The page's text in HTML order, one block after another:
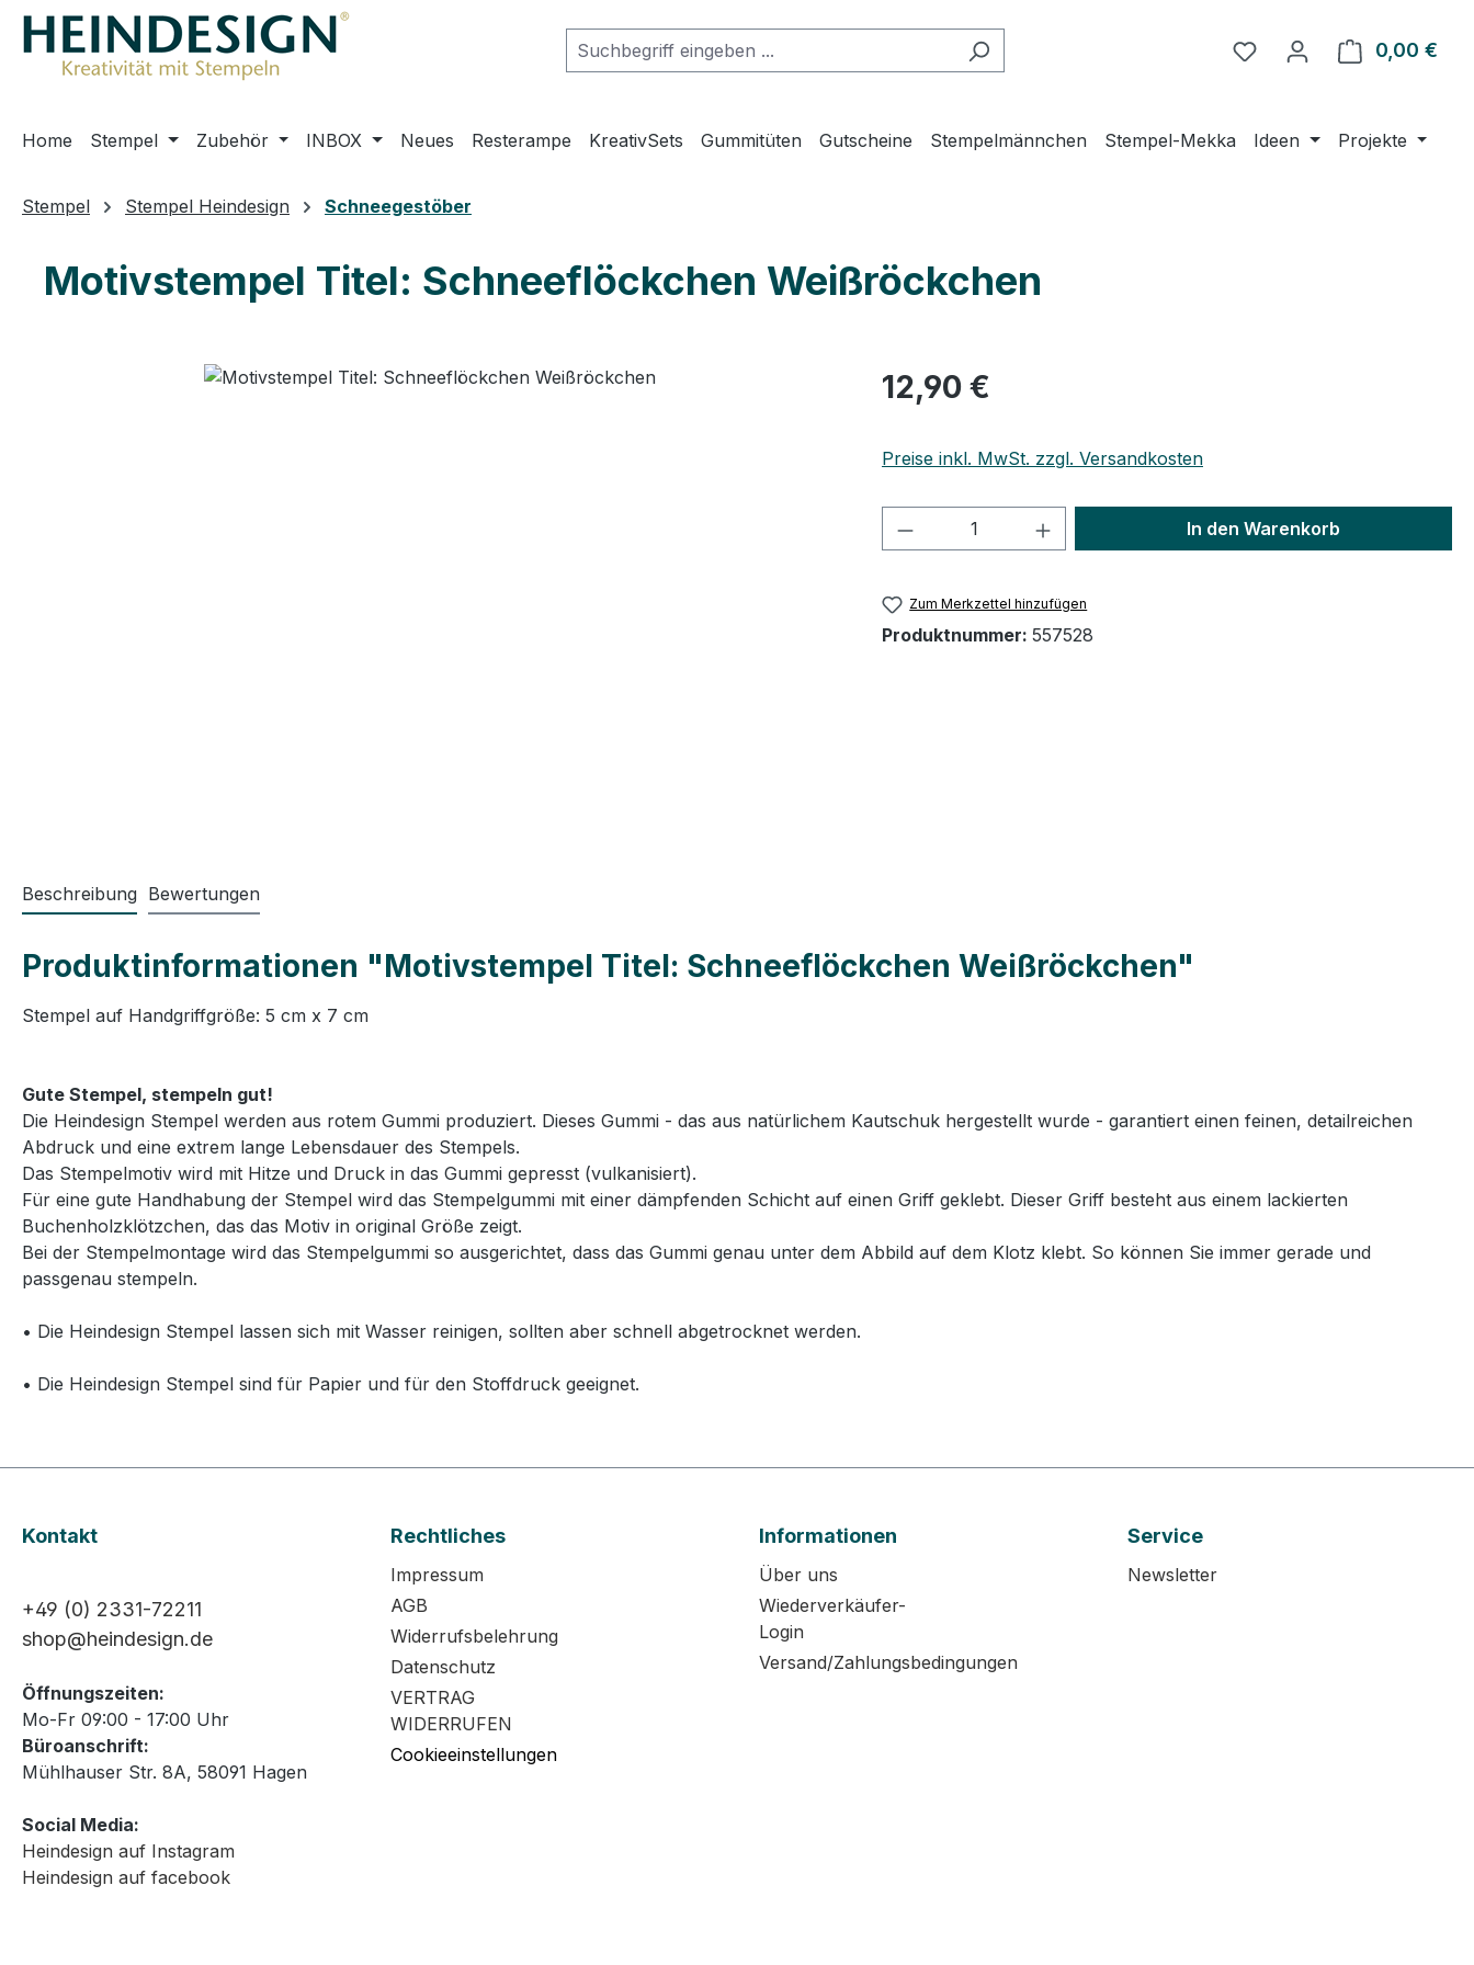
Hauptinhalt springen
Zur Suche springen
Zur Hauptnavigation springen
0,00 €
Home Stempel Zubehör INBOX Neues Resterampe KreativSets Gummitüten Gutscheine Stempelmännchen Stempel-Mekka Ideen Projekte
Stempel Stempel Heindesign Schneegestöber
Motivstempel Titel: Schneeflöckchen Weißröckchen
Bildergalerie überspringen 12,90 €
Preise inkl. MwSt. zzgl. Versandkosten
Produkt Anzahl: Gib den gewünschten Wert
In den Warenkorb
Zum Merkzettel hinzufügen
Produktnummer: 557528
Beschreibung Bewertungen
Produktinformationen "Motivstempel Titel: Schneeflöckchen Weißröckchen"
Stempel auf Handgriffgröße: 5 cm x 7 cm
Gute Stempel, stempeln gut!
Die Heindesign Stempel werden aus rotem Gummi produziert. Dieses Gummi - das aus natürlichem Kautschuk hergestellt wurde - garantiert einen feinen, detailreichen
Abdruck und eine extrem lange Lebensdauer des Stempels.
Das Stempelmotiv wird mit Hitze und Druck in das Gummi gepresst (vulkanisiert).
Für eine gute Handhabung der Stempel wird das Stempelgummi mit einer dämpfenden Schicht auf einen Griff geklebt. Dieser Griff besteht aus einem lackierten
Buchenholzklötzchen, das das Motiv in original Größe zeigt.
Bei der Stempelmontage wird das Stempelgummi so ausgerichtet, dass das Gummi genau unter dem Abbild auf dem Klotz klebt. So können Sie immer gerade und
passgenau stempeln.
• Die Heindesign Stempel lassen sich mit Wasser reinigen, sollten aber schnell abgetrocknet werden.
• Die Heindesign Stempel sind für Papier und für den Stoffdruck geeignet.
Kontakt
+49 (0) 2331-72211
shop@heindesign.de
Öffnungszeiten:
Mo-Fr 09:00 - 17:00 Uhr
Büroanschrift:
Mühlhauser Str. 8A, 58091 Hagen
Social Media:
Heindesign auf Instagram
Heindesign auf facebook
Rechtliches
Impressum
AGB
Widerrufsbelehrung
Datenschutz
VERTRAG
WIDERRUFEN
Cookieeinstellungen
Informationen
Über uns
Wiederverkäufer-
Login
Versand/Zahlungsbedingungen
Service
Newsletter